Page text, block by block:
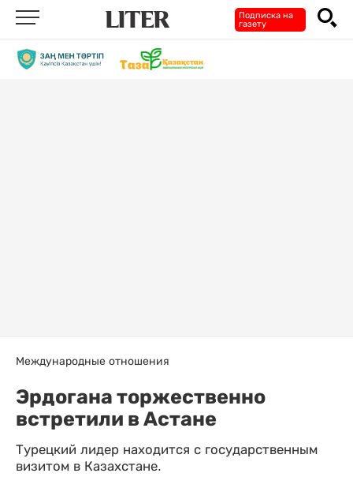
Подписка на
газету
Международные отношения
Эрдогана торжественно
встретили в Астане
Турецкий лидер находится с государственным
визитом в Казахстане.